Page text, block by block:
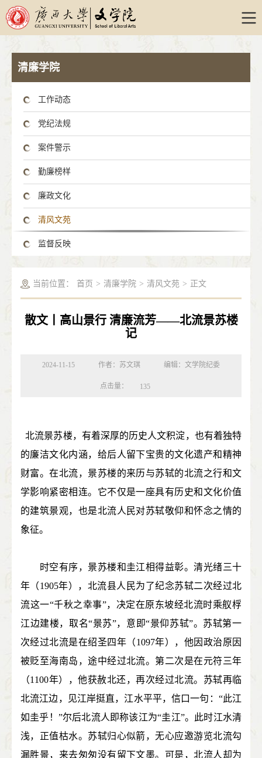
清廉学院
工作动态
党纪法规
案件警示
勤廉榜样
廉政文化
清风文苑
监督反映
当前位置： 首页 > 清廉学院 > 清风文苑 > 正文
散文丨高山景行 清廉流芳——北流景苏楼
记
2024-11-15 作者：苏文琪 编辑：文学院纪委
点击量： 135
北流景苏楼，有着深厚的历史人文积淀，也有着独特
的廉洁文化内涵，给后人留下宝贵的文化遗产和精神
财富。在北流，景苏楼的来历与苏轼的北流之行和文
学影响紧密相连。它不仅是一座具有历史和文化价值
的建筑景观，也是北流人民对苏轼敬仰和怀念之情的
象征。
时空有序，景苏楼和圭江相得益彰。清光绪三十
年（1905年），北流县人民为了纪念苏轼二次经过北
流这一“千秋之幸事”，决定在原东坡经北流时乘舣桴
江边建楼，取名“景苏”，意即“景仰苏轼”。苏轼第一
次经过北流是在绍圣四年（1097年），他因政治原因
被贬至海南岛，途中经过北流。第二次是在元符三年
（1100年），他获赦北还，再次经过北流。苏轼再临
北流江边，见江岸挺直，江水平平，信口一句：“此江
如圭乎！”尔后北流人即称该江为“圭江”。此时江水清
浅，正值枯水。苏轼归心似箭，无心应邀游览北流勾
漏胜景，来去匆匆没有留下文墨。可是，北流人却为